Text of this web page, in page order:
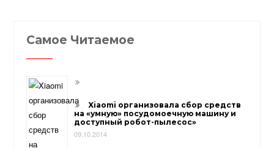
Самое Читаемое
Xiaomi организовала сбор средств
на «умную» посудомоечную машину и
доступный робот-пылесос»
09.10.2014